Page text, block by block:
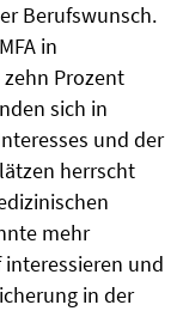
Berufswunsch.
in
Prozent
sich in
und der
herrscht
mehr
und
in der